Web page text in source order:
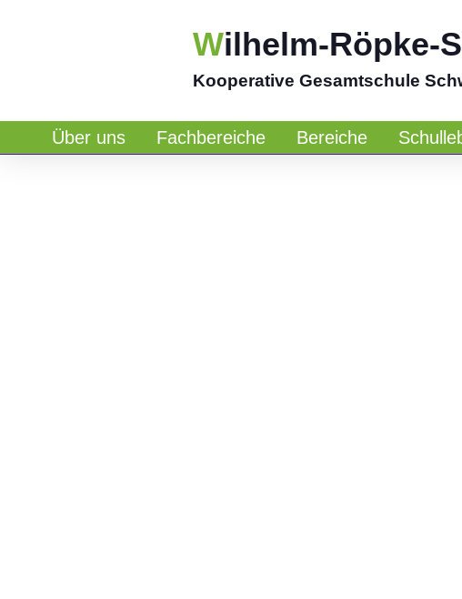
Wilhelm-Röpke-
Kooperative Gesamtschule
Über uns Fachbereiche Bereiche